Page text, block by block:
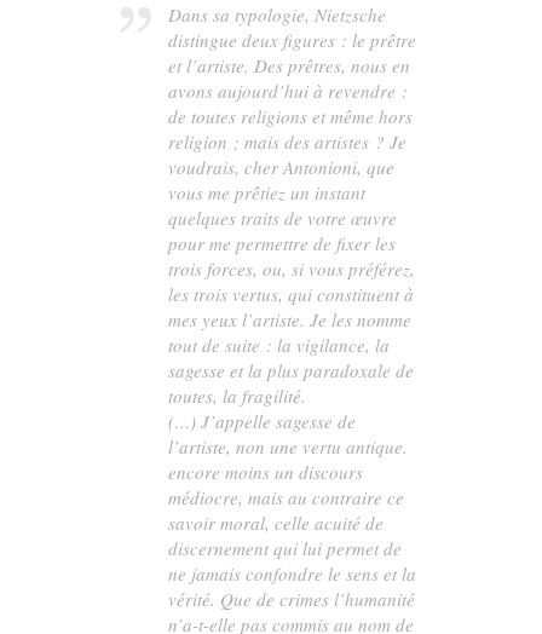
Dans sa typologie, Nietzsche
distingue deux figures : le prêtre
et l’artiste. Des prêtres, nous en
avons aujourd’hui à revendre :
de toutes religions et même hors
religion ; mais des artistes ? Je
voudrais, cher Antonioni, que
vous me prêtiez un instant
quelques traits de votre œuvre
pour me permettre de fixer les
trois forces, ou, si vous préférez,
les trois vertus, qui constituent à
mes yeux l’artiste. Je les nomme
tout de suite : la vigilance, la
sagesse et la plus paradoxale de
toutes, la fragilité.
(…) J’appelle sagesse de
l’artiste, non une vertu antique.
encore moins un discours
médiocre, mais au contraire ce
savoir moral, celle acuité de
discernement qui lui permet de
ne jamais confondre le sens et la
vérité. Que de crimes l’humanité
n’a-t-elle pas commis au nom de